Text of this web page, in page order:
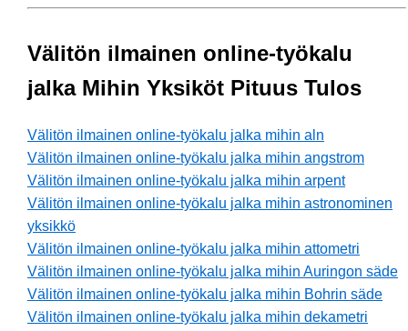
Välitön ilmainen online-työkalu
jalka Mihin Yksiköt Pituus Tulos
Välitön ilmainen online-työkalu jalka mihin aln
Välitön ilmainen online-työkalu jalka mihin angstrom
Välitön ilmainen online-työkalu jalka mihin arpent
Välitön ilmainen online-työkalu jalka mihin astronominen
yksikkö
Välitön ilmainen online-työkalu jalka mihin attometri
Välitön ilmainen online-työkalu jalka mihin Auringon säde
Välitön ilmainen online-työkalu jalka mihin Bohrin säde
Välitön ilmainen online-työkalu jalka mihin dekametri